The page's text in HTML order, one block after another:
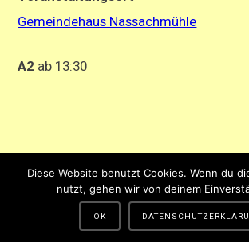
Gemeindehaus Nassachmühle
A2 ab 13:30
Gestaltung und Hosting von Matthias Hehn,
Diese Website benutzt Cookies. Wenn du
nutzt, gehen wir von deinem
OK